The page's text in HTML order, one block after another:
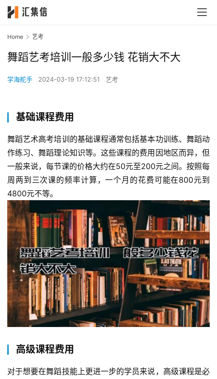
Home 艺考
舞蹈艺考培训一般多少钱 花销大不大
学海舵手 2024-03-19 17:12:51 艺考
基础课程费用
舞蹈艺术高考培训的基础课程通常包括基本功训练、舞蹈动
作练习、舞蹈理论知识等。这些课程的费用因地区而异，但
一般来说，每节课的价格大约在50元至200元之间。按照每
周两到三次课的频率计算，一个月的花费可能在800元到
4800元不等。
高级课程费用
对于想要在舞蹈技能上更进一步的学员来说，高级课程是必